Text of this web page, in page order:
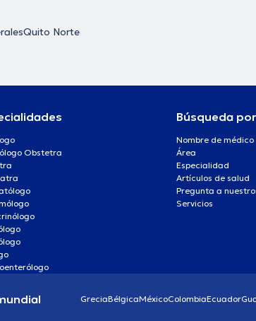
Quito Norte
Obstetra
Búsqueda por
Nombre de médico
Área
Especialidad
Artículos de salud
Pregunta a
Servicios
GreciaBélgicaMéxicoColombiaEcuador